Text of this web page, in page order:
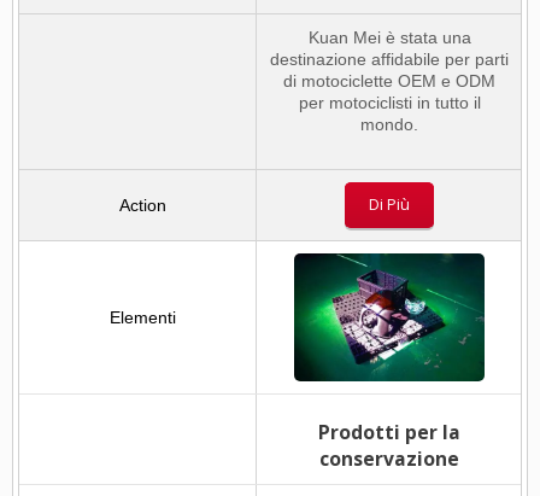
Kuan Mei è stata una
destinazione affidabile per parti
di motociclette OEM e ODM
per motociclisti in tutto il
mondo.
Di Più
Prodotti per la
conservazione